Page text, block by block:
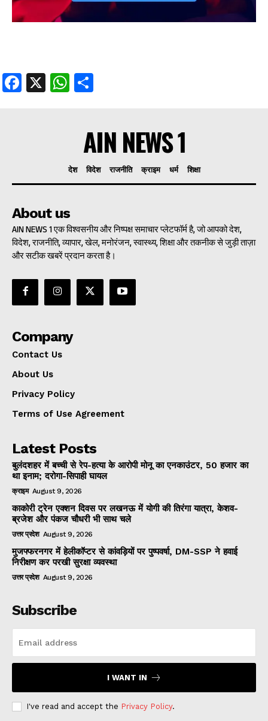
Facebook
X WhatsApp
AIN NEWS 1
देश विदेश राजनीति क्राइम धर्म शिक्षा
About us
AIN NEWS 1 एक विश्वसनीय और निष्पक्ष समाचार प्लेटफॉर्म है, जो आपको देश,
विदेश, राजनीति, व्यापार, खेल, मनोरंजन, स्वास्थ्य, शिक्षा और तकनीक से जुड़ी ताज़ा
और सटीक खबरें प्रदान करता है।
Company
Contact Us
About Us
Privacy Policy
Terms of Use Agreement
Latest Posts
बुलंदशहर में बच्ची से रेप-हत्या के आरोपी मोनू का एनकाउंटर, 50 हजार का
था इनाम; दरोगा-सिपाही घायल
क्राइम August 9, 2026
काकोरी ट्रेन एक्शन दिवस पर लखनऊ में योगी की तिरंगा यात्रा, केशव-
ब्रजेश और पंकज चौधरी भी साथ चले
उत्तर प्रदेश August 9, 2026
मुजफ्फरनगर में हेलीकॉप्टर से कांवड़ियों पर पुष्पवर्षा, DM-SSP ने हवाई
निरीक्षण कर परखी सुरक्षा व्यवस्था
उत्तर प्रदेश August 9, 2026
Subscribe
I WANT IN
I've read and accept the Privacy Policy.